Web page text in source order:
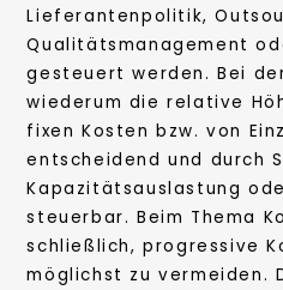
Lieferantenpolitik,
Qualitätsmanagement
gesteuert werden. Bei
wiederum die relative
fixen Kosten bzw. von
entscheidend und durch
Kapazitätsauslastung
steuerbar. Beim Thema
schließlich, progressive
möglichst zu vermeiden.